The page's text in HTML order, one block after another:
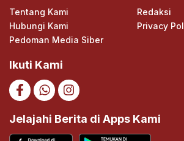
Tentang Kami
Redaksi
Hubungi Kami
Privacy
Pedoman Media Siber
Ikuti Kami
Jelajahi Berita di Apps Kami